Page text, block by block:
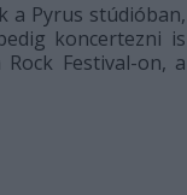
a Pyrus stúdióban,
koncertezni is
Festival-on, a